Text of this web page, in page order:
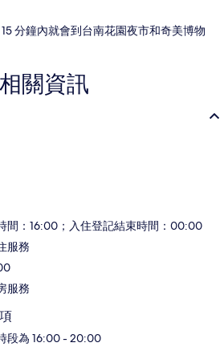
分鐘內就會到台南花園夜市和奇美博物
關資訊
間：16:00；入住登記結束時間：00:00
服務
服務
段為 16:00 - 20:00